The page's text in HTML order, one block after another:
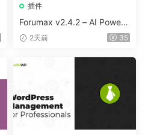
插件
Forumax v2.4.2 – AI Powere
d Advanced Community For
2天前 35